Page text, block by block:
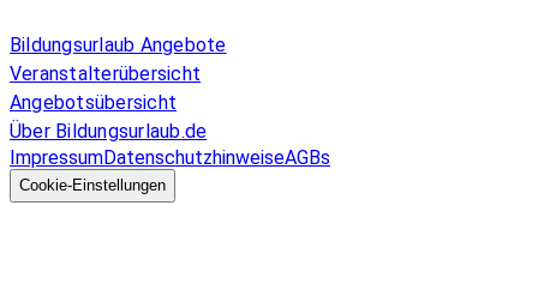
Bildungsurlaub Angebote
Veranstalterübersicht
Angebotsübersicht
Über Bildungsurlaub.de
ImpressumDatenschutzhinweiseAGBs
Cookie-Einstellungen